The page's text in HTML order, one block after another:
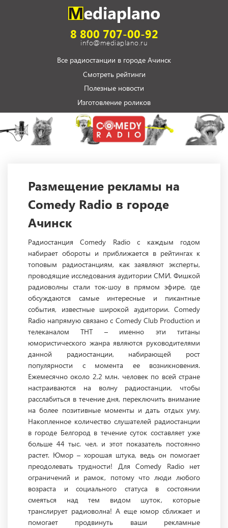
8 800 707-00-92
info@mediaplano.ru
Все радиостанции в городе Ачинск
Смотреть рейтинги
Полезные новости
Изготовление роликов
Размещение рекламы на
Comedy Radio в городе
Ачинск
Радиостанция Comedy Radio с каждым годом
набирает обороты и приближается в рейтингах к
топовым радиостанциям, как заявляют эксперты,
проводящие исследования аудитории СМИ. Фишкой
радиоволны стали ток-шоу в прямом эфире, где
обсуждаются самые интересные и пикантные
события, известные широкой аудитории. Comedy
Radio напрямую связано с Comedy Club Production и
телеканалом ТНТ – именно эти титаны
юмористического жанра являются руководителями
данной радиостанции, набирающей рост
популярности с момента ее возникновения.
Ежемесячно около 2,2 млн. человек по всей стране
настраиваются на волну радиостанции, чтобы
расслабиться в течение дня, переключить внимание
на более позитивные моменты и дать отдых уму.
Накопленное количество слушателей радиостанции
в городе Белгород в течение суток составляет уже
больше 44 тыс. чел. и этот показатель постоянно
растет. Юмор – хорошая штука, ведь он помогает
преодолевать трудности! Для Comedy Radio нет
ограничений и рамок, потому что люди любого
возраста и социального статуса в состоянии
смеяться над тем видом шуток, которые
транслирует радиоволна! А еще юмор сближает и
помогает продвинуть ваши рекламные